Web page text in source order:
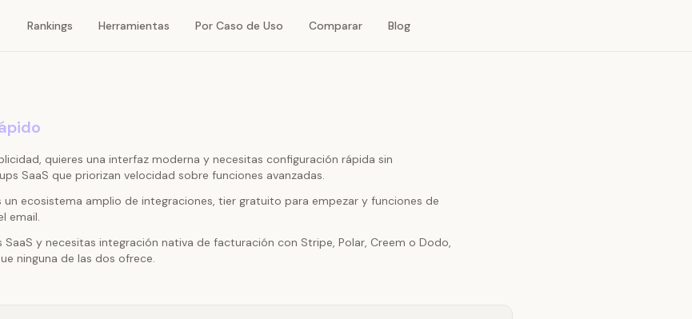
Rankings Herramientas Por Caso de Uso Comparar Blog
quieres una interfaz moderna y necesitas configuración rápida sin
SaaS que priorizan velocidad sobre funciones avanzadas.
un ecosistema amplio de integraciones, tier gratuito para empezar y funciones de
email.
SaaS y necesitas integración nativa de facturación con Stripe, Polar, Creem o Dodo,
ninguna de las dos ofrece.